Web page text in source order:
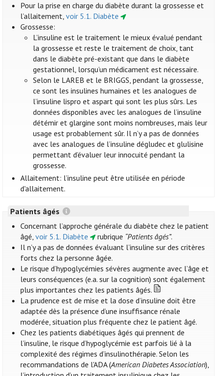
Pour la prise en charge du diabète durant la grossesse et
l’allaitement,voir 5.1. Diabète
Grossesse:
L’insuline est le traitement le mieux évalué pendant
la grossesse et reste le traitement de choix, tant
dans le diabète pré-existant que dans le diabète
gestationnel, lorsqu’un médicament est nécessaire.
Selon le LAREB et le BRIGGS, pendant la grossesse,
ce sont les insulines humaines et les analogues de
l’insuline lispro et aspart qui sont les plus sûrs. Les
données disponibles avec les analogues de l’insuline
détémir et glargine sont moins nombreuses, mais leur
usage est probablement sûr. Il n’y a pas de données
avec les analogues de l’insuline dégludec et glulisine
permettant d’évaluer leur innocuité pendant la
grossesse.
Allaitement: l’insuline peut être utilisée en période
d'allaitement.
Patients âgés
Concernant l’approche générale du diabète chez le patient
âgé,voir 5.1. Diabète rubrique “Patients âgés”.
Il n’y a pas de données évaluant l’insuline sur des critères
forts chez la personne âgée.
Le risque d’hypoglycémies sévères augmente avec l’âge et
leurs conséquences (e.a. sur la cognition) sont également
plus importantes chez les patients âgés.
La prudence est de mise et la dose d’insuline doit être
adaptée dès la présence d’une insuffisance rénale
modérée, situation plus fréquente chez le patient âgé.
Chez les patients diabétiques âgés qui prennent de
l’insuline, le risque d’hypoglycémie est parfois lié à la
complexité des régimes d’insulinothérapie. Selon les
recommandations de l'ADA (American Diabetes Association),